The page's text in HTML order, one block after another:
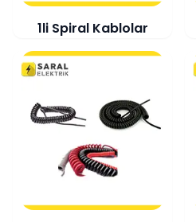
1li Spiral Kablolar